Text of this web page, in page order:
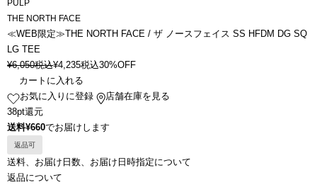
PULP
THE NORTH FACE
≪WEB限定≫THE NORTH FACE / ザ ノースフェイス SS HFDM DG SQ
LG TEE
¥6,050税込¥4,235税込30%OFF
カートに入れる
お気に入りに登録
店舗在庫を見る
38pt還元
送料¥660でお届けします
返品可
送料、お届け日数、お届け日時指定について
返品について